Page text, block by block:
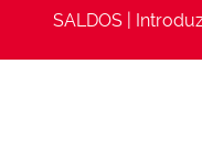
SALDOS |